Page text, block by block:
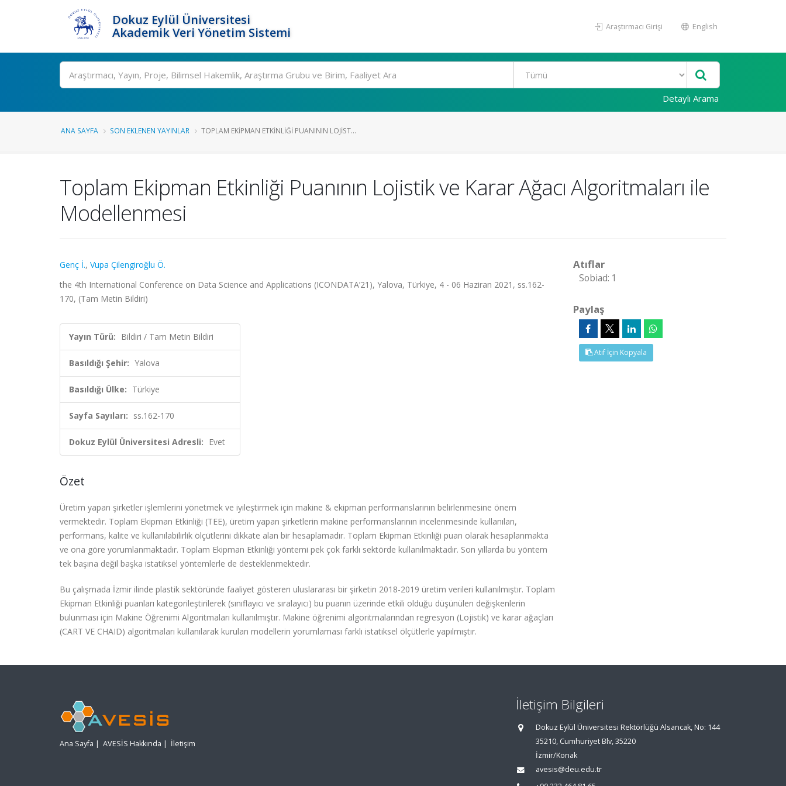
Dokuz Eylül Üniversitesi
Akademik Veri Yönetim Sistemi
Araştırmacı Girişi English
Ara
Detaylı Arama
ANA SAYFA SON EKLENEN YAYINLAR TOPLAM EKIPMAN ETKINLIĞI PUANININ LOJIST...
Toplam Ekipman Etkinliği Puanının Lojistik ve Karar Ağacı Algoritmaları ile
Modellenmesi
Genç İ., Vupa Çilengiroğlu Ö.
the 4th International Conference on Data Science and Applications (ICONDATA’21), Yalova, Türkiye, 4 - 06 Haziran 2021, ss.162-
170, (Tam Metin Bildiri)
Yayın Türü: Bildiri / Tam Metin Bildiri
Basıldığı Şehir: Yalova
Basıldığı Ülke: Türkiye
Sayfa Sayıları: ss.162-170
Dokuz Eylül Üniversitesi Adresli: Evet
Özet
Üretim yapan şirketler işlemlerini yönetmek ve iyileştirmek için makine & ekipman performanslarının belirlenmesine önem
vermektedir. Toplam Ekipman Etkinliği (TEE), üretim yapan şirketlerin makine performanslarının incelenmesinde kullanılan,
performans, kalite ve kullanılabilirlik ölçütlerini dikkate alan bir hesaplamadır. Toplam Ekipman Etkinliği puan olarak hesaplanmakta
ve ona göre yorumlanmaktadır. Toplam Ekipman Etkinliği yöntemi pek çok farklı sektörde kullanılmaktadır. Son yıllarda bu yöntem
tek başına değil başka istatiksel yöntemlerle de desteklenmektedir.
Bu çalışmada İzmir ilinde plastik sektöründe faaliyet gösteren uluslararası bir şirketin 2018-2019 üretim verileri kullanılmıştır. Toplam
Ekipman Etkinliği puanları kategorileştirilerek (sınıflayıcı ve sıralayıcı) bu puanın üzerinde etkili olduğu düşünülen değişkenlerin
bulunması için Makine Öğrenimi Algoritmaları kullanılmıştır. Makine öğrenimi algoritmalarından regresyon (Lojistik) ve karar ağaçları
(CART VE CHAID) algoritmaları kullanılarak kurulan modellerin yorumlaması farklı istatiksel ölçütlerle yapılmıştır.
Atıflar
Sobiad: 1
Paylaş
Atıf İçin Kopyala
Ana Sayfa | AVESİS Hakkında | İletişim
İletişim Bilgileri
Dokuz Eylül Üniversitesi Rektörlüğü Alsancak, No: 144
35210, Cumhuriyet Blv, 35220
İzmir/Konak
avesis@deu.edu.tr